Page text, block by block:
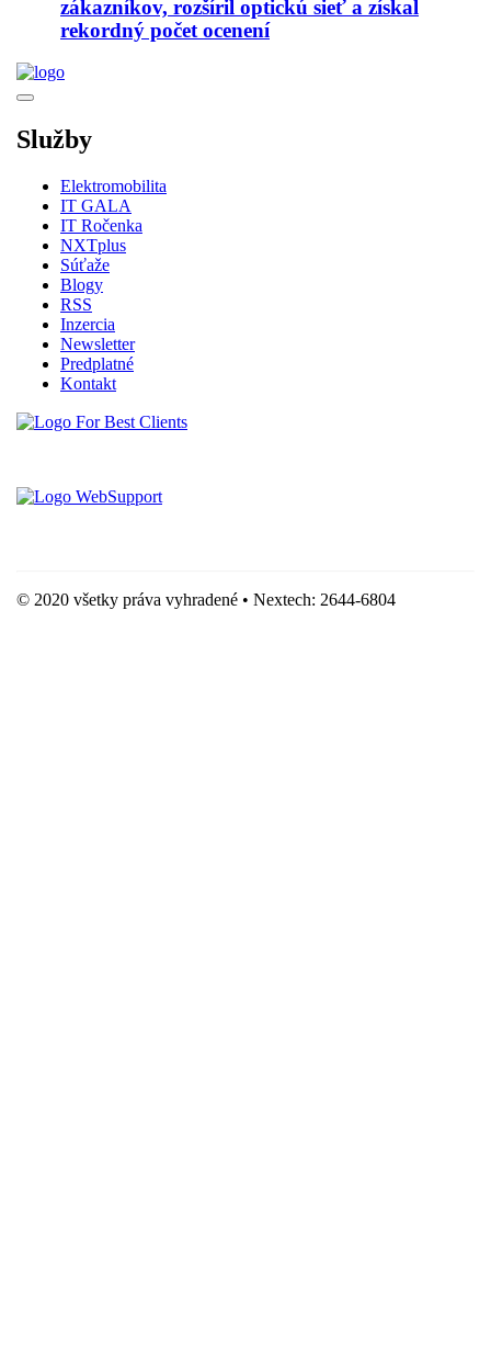
zákazníkov, rozšíril optickú sieť a získal
rekordný počet ocenení
Služby
Elektromobilita
IT GALA
IT Ročenka
NXTplus
Súťaže
Blogy
RSS
Inzercia
Newsletter
Predplatné
Kontakt
© 2020 všetky práva vyhradené • Nextech: 2644-6804